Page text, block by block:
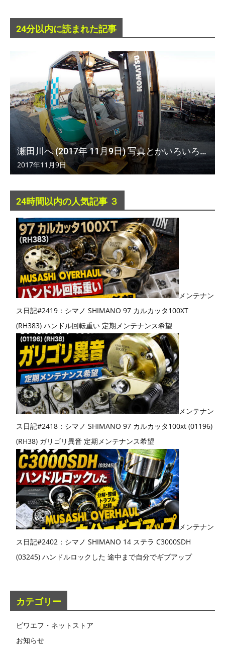
24分以内に読まれた記事
瀬田川へ (2017年 11月9日) 写真とかいろいろ…
2017年11月9日
24時間以内の人気記事 ３
メンテナン
ス日記#2419：シマノ SHIMANO 97 カルカッタ100XT
(RH383) ハンドル回転重い 定期メンテナンス希望
メンテナン
ス日記#2418：シマノ SHIMANO 97 カルカッタ100xt (01196)
(RH38) ガリゴリ異音 定期メンテナンス希望
メンテナン
ス日記#2402：シマノ SHIMANO 14 ステラ C3000SDH
(03245) ハンドルロックした 途中まで自分でギブアップ
カテゴリー
ビワエフ・ネットストア
お知らせ